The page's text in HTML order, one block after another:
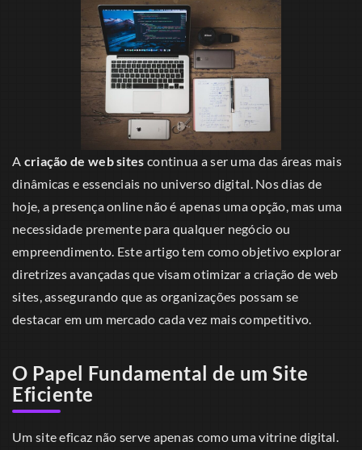
A criação de web sites continua a ser uma das áreas mais
dinâmicas e essenciais no universo digital. Nos dias de
hoje, a presença online não é apenas uma opção, mas uma
necessidade premente para qualquer negócio ou
empreendimento. Este artigo tem como objetivo explorar
diretrizes avançadas que visam otimizar a criação de web
sites, assegurando que as organizações possam se
destacar em um mercado cada vez mais competitivo.
O Papel Fundamental de um Site
Eficiente
Um site eficaz não serve apenas como uma vitrine digital.